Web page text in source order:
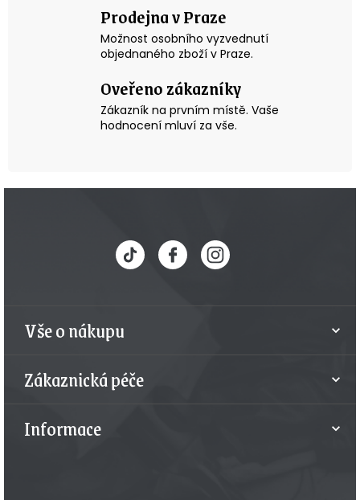
Prodejna v Praze
Možnost osobního vyzvednutí
objednaného zboží v Praze.
Oveřeno zákazníky
Zákazník na prvním místě. Vaše
hodnocení mluví za vše.
Z
Vše o nákupu
Zákaznická péče
Informace